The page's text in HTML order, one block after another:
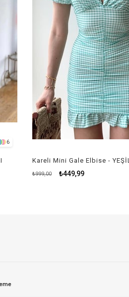
6
Kareli Mini Gale Elbise - YEŞİL
₺449,99
₺999,00